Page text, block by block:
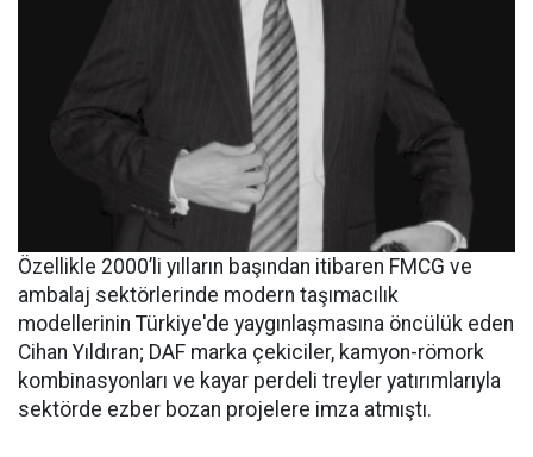
Özellikle 2000’li yılların başından itibaren FMCG ve
ambalaj sektörlerinde modern taşımacılık
modellerinin Türkiye'de yaygınlaşmasına öncülük eden
Cihan Yıldıran; DAF marka çekiciler, kamyon-römork
kombinasyonları ve kayar perdeli treyler yatırımlarıyla
sektörde ezber bozan projelere imza atmıştı.